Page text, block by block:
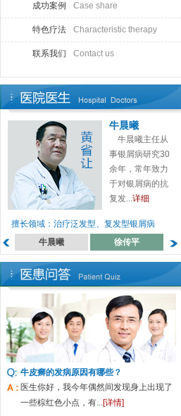
成功案例 Case share
特色疗法 Characteristic therapy
联系我们 Contact us
牛晨曦
牛晨曦主任从
事银屑病研究30
余年，常年致力
于对银屑病的抗
复发...详细
擅长领域：治疗泛发型、复发型银屑病
牛晨曦
徐传平
牛皮癣的发病原因有哪些？
医生你好，我今年偶然间发现身上出现了
一些棕红色小点，有...[详情]